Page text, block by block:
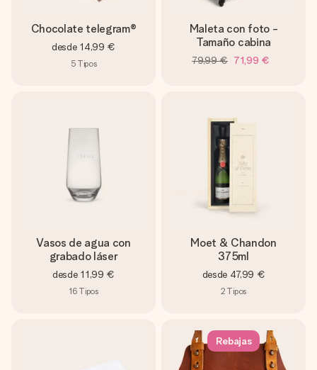
Chocolate telegram®
desde 14,99 €
5 Tipos
Maleta con foto -
Tamaño cabina
79,99 € 71,99 €
Vasos de agua con
grabado láser
desde 11,99 €
16 Tipos
Moet & Chandon
375ml
desde 47,99 €
2 Tipos
Rebajas